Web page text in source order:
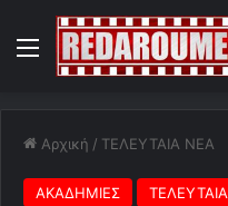
Menu
Αρχική / ΤΕΛΕΥΤΑΙΑ ΝΕΑ
ΑΚΑΔΗΜΙΕΣ